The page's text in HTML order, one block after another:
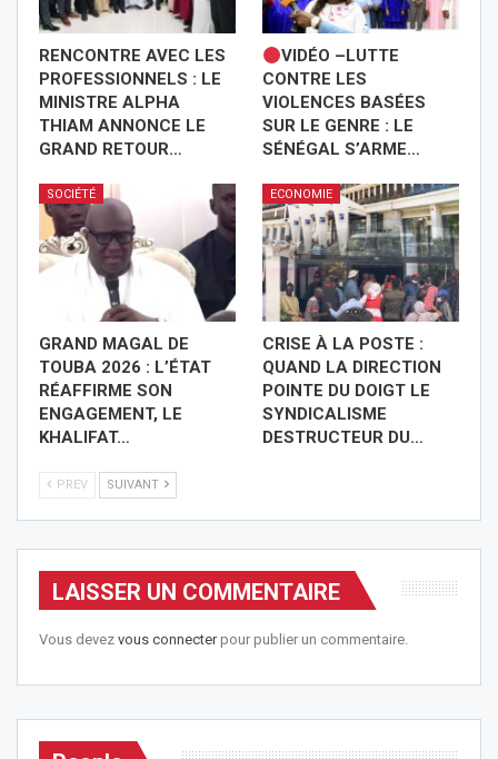
RENCONTRE AVEC LES
PROFESSIONNELS : LE
MINISTRE ALPHA
THIAM ANNONCE LE
GRAND RETOUR…
VIDÉO –LUTTE
CONTRE LES
VIOLENCES BASÉES
SUR LE GENRE : LE
SÉNÉGAL S’ARME…
SOCIÉTÉ
GRAND MAGAL DE
TOUBA 2026 : L’ÉTAT
RÉAFFIRME SON
ENGAGEMENT, LE
KHALIFAT…
ECONOMIE
CRISE À LA POSTE :
QUAND LA DIRECTION
POINTE DU DOIGT LE
SYNDICALISME
DESTRUCTEUR DU…
PREV SUIVANT
LAISSER UN COMMENTAIRE
Vous devez vous connecterpour publier un commentaire.